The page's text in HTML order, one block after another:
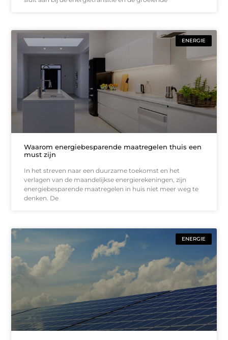
ENERGIE
Waarom energiebesparende maatregelen thuis een
must zijn
In het streven naar een duurzame toekomst en het
verlagen van de maandelijkse energierekeningen, zijn
energiebesparende maatregelen in huis niet meer weg te
denken. De
ENERGIE